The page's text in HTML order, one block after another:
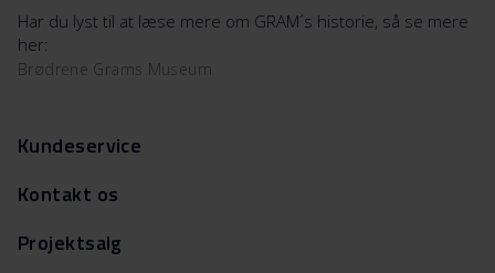
Har du lyst til at læse mere om GRAM´s historie, så se mere
her:
Brødrene Grams Museum
Kundeservice
Kontakt os
Projektsalg